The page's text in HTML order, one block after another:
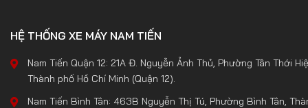
HỆ THỐNG XE MÁY NAM TIẾN
Nam Tiến Quận 12: 21A Đ. Nguyễn Ảnh Thủ, Phường Tân Thới
Thành phố Hồ Chí Minh (Quận 12).
Nam Tiến Bình Tân: 463B Nguyễn Thị Tú, Phường Bình Tân,